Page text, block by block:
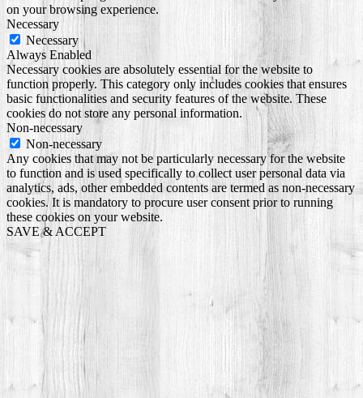
on your browsing experience.
Necessary
Necessary
Always Enabled
Necessary cookies are absolutely essential for the website to
function properly. This category only includes cookies that ensures
basic functionalities and security features of the website. These
cookies do not store any personal information.
Non-necessary
Non-necessary
Any cookies that may not be particularly necessary for the website
to function and is used specifically to collect user personal data via
analytics, ads, other embedded contents are termed as non-necessary
cookies. It is mandatory to procure user consent prior to running
these cookies on your website.
SAVE & ACCEPT